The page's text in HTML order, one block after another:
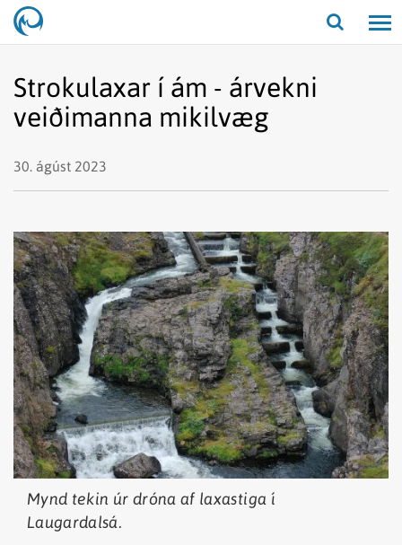
Opna/
Strokulaxar í ám - árvekni
veiðimanna mikilvæg
30. ágúst 2023
Mynd tekin úr dróna af laxastiga í
Laugardalsá.